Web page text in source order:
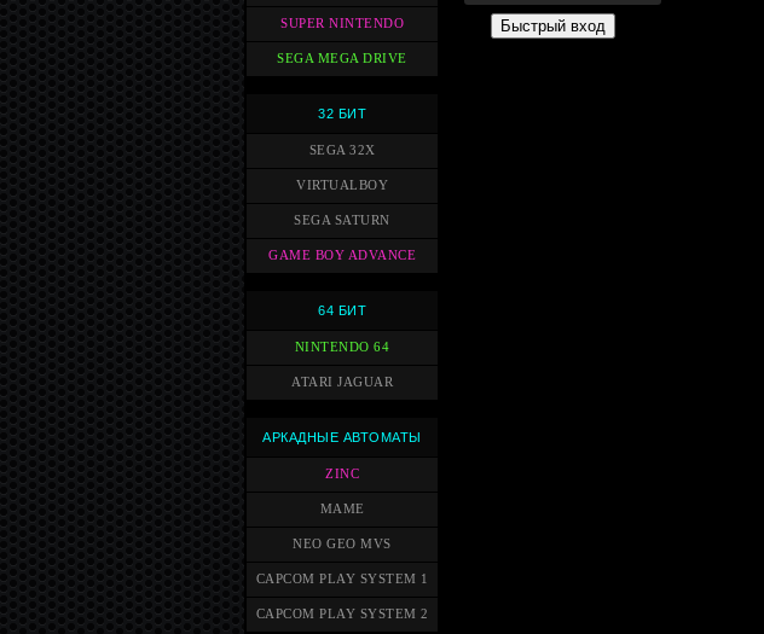
SUPER NINTENDO
SEGA MEGA DRIVE
32 БИТ
SEGA 32X
VIRTUALBOY
SEGA SATURN
GAME BOY ADVANCE
64 БИТ
NINTENDO 64
ATARI JAGUAR
АРКАДНЫЕ АВТОМАТЫ
ZINC
MAME
NEO GEO MVS
CAPCOM PLAY SYSTEM 1
CAPCOM PLAY SYSTEM 2